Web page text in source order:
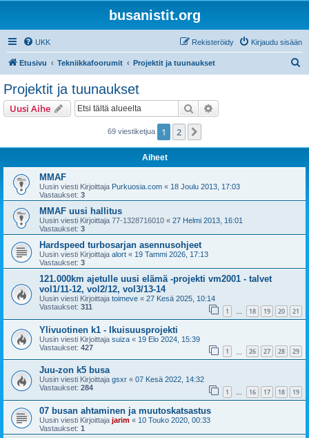
busanistit.org
UKK Kirjaudu sisään
Rekisteröidy
Etusivu Tekniikkafoorumit Projektit ja tuunaukset
Projektit ja tuunaukset
Uusi Aihe Etsi
69 viestiketjua 1 2
Aiheet
MMAF
Uusin viesti Kirjoittaja Purkuosia.com « 18 Joulu 2013, 17:03
Vastaukset: 3
MMAF uusi hallitus
Uusin viesti Kirjoittaja 77-1328716010 « 27 Helmi 2013, 16:01
Vastaukset: 3
Hardspeed turbosarjan asennusohjeet
Uusin viesti Kirjoittaja alort « 19 Tammi 2026, 17:13
Vastaukset: 3
121.000km ajetulle uusi elämä -projekti vm2001 - talvet
vol1/11-12, vol2/12, vol3/13-14
Uusin viesti Kirjoittaja toimeve « 27 Kesä 2025, 10:14
Vastaukset: 311 1 … 18 19 20 21
Ylivuotinen k1 - Ikuisuusprojekti
Uusin viesti Kirjoittaja suiza « 19 Elo 2024, 15:39
Vastaukset: 427 1 26 27 28 29
Juu-zon k5 busa
Uusin viesti Kirjoittaja gsxr « 07 Kesä 2022, 14:32
Vastaukset: 284 1 … 16 17 18 19
07 busan ahtaminen ja muutoskatsastus
Uusin viesti Kirjoittaja jarim « 10 Touko 2020, 00:33
Vastaukset: 1